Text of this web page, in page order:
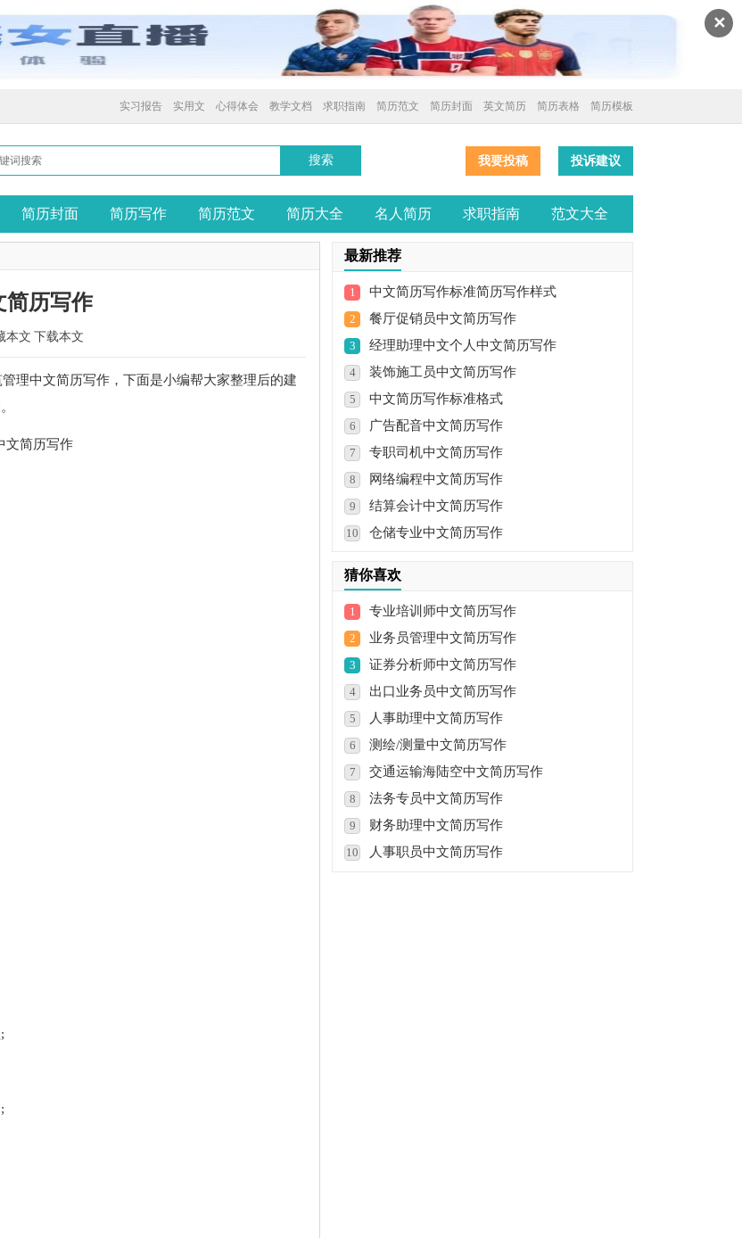
✕
简历模板
简历表格
英文简历
简历封面
简历范文
求职指南
教学文档
心得体会
实用文
实习报告
我要投稿 投诉建议
简历封面 简历写作 简历范文 简历大全 名人简历 求职指南 范文大全
简历写作
本文 下载本文
理中文简历写作，下面是小编帮大家整理后的建
最新推荐
1 中文简历写作标准简历写作样式
2 餐厅促销员中文简历写作
3 经理助理中文个人中文简历写作
4 装饰施工员中文简历写作
5 中文简历写作标准格式
6 广告配音中文简历写作
7 专职司机中文简历写作
8 网络编程中文简历写作
9 结算会计中文简历写作
10 仓储专业中文简历写作
猜你喜欢
1 专业培训师中文简历写作
2 业务员管理中文简历写作
3 证券分析师中文简历写作
4 出口业务员中文简历写作
5 人事助理中文简历写作
6 测绘/测量中文简历写作
7 交通运输海陆空中文简历写作
8 法务专员中文简历写作
9 财务助理中文简历写作
10 人事职员中文简历写作